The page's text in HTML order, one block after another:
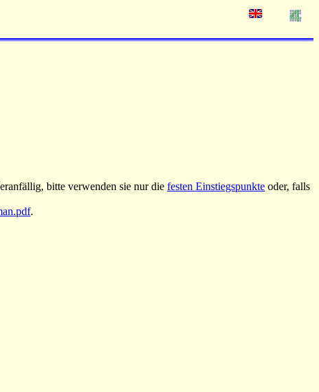
bitte verwenden sie nur die festen Einstiegspunkte oder, falls
.